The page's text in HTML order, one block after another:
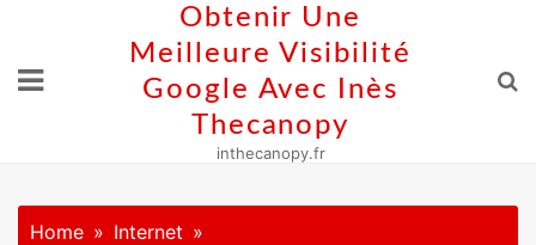
content
Obtenir Une
Meilleure Visibilité
Google Avec Inès
Thecanopy
inthecanopy.fr
Home
Internet